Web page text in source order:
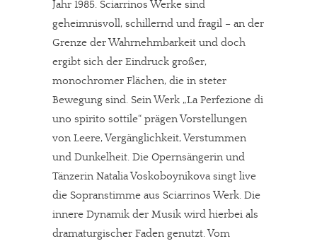
Jahr 1985. Sciarrinos Werke sind
geheimnisvoll, schillernd und fragil – an der
Grenze der Wahrnehmbarkeit und doch
ergibt sich der Eindruck großer,
monochromer Flächen, die in steter
Bewegung sind. Sein Werk „La Perfezione di
uno spirito sottile“ prägen Vorstellungen
von Leere, Vergänglichkeit, Verstummen
und Dunkelheit. Die Opernsängerin und
Tänzerin Natalia Voskoboynikova singt live
die Sopranstimme aus Sciarrinos Werk. Die
innere Dynamik der Musik wird hierbei als
dramaturgischer Faden genutzt. Vom